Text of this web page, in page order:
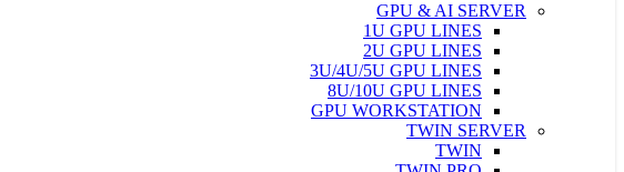
GPU & AI SERVER
1U GPU LINES
2U GPU LINES
3U/4U/5U GPU LINES
8U/10U GPU LINES
GPU WORKSTATION
TWIN SERVER
TWIN